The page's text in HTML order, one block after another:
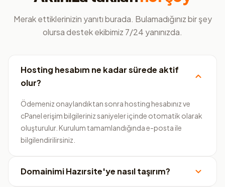
Merak ettiklerinizin yanıtı burada. Bulamadığınız bir şey
olursa destek ekibimiz 7/24 yanınızda.
Hosting hesabım ne kadar sürede aktif
olur?
Ödemeniz onaylandıktan sonra hosting hesabınız ve
cPanel erişim bilgileriniz saniyeler içinde otomatik olarak
oluşturulur. Kurulum tamamlandığında e-posta ile
bilgilendirilirsiniz.
Domainimi Hazırsite'ye nasıl taşırım?